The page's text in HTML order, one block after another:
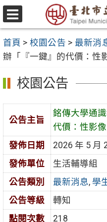
跳
至
要
內
容
區
選
單
首頁 > 校園公告 > 最新消
辦「『一鍵』的代價：性
校園公告
公告主旨
銘傳大學通
代價：性影
發佈日期
2026 年 5 月
發佈單位
生活輔導組
公告類別
最新消息, 學
公告等級
轉知
點閱次數
218